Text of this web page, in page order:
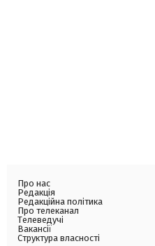
Про нас
Редакція
Редакційна політика
Про телеканал
Телеведучі
Вакансії
Структура власності